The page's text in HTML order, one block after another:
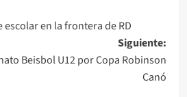
escolar en la frontera de RD
Siguiente:
Beisbol U12 por Copa Robinson
Canó